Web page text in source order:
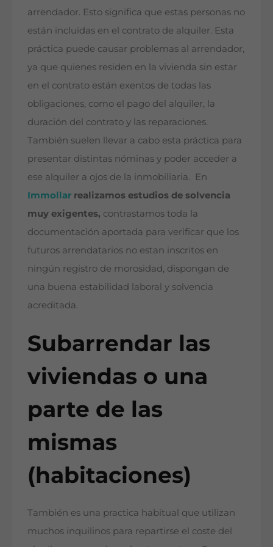
arrendador. Esto significa que estas personas no
están incluidas en el contrato de alquiler. Esta
práctica puede causar problemas al arrendador,
ya que quienes residen en la vivienda sin estar
en el contrato están exentos de todas las
obligaciones, como el pago del alquiler, la
duración del contrato y las reparaciones.
También suelen llevar a cabo esta práctica para
presentar distintas nóminas y poder acceder a
ese alquiler a ojos de la inmobiliaria. En
Immollar realizamos estudios de solvencia
muy exigentes, contrastamos toda la
documentación aportada para verificar que los
futuros arrendatarios no estan inscritos en
ningún registro de morosidad, dispongan de
una buena estabilidad laboral y solvencia
acreditada.
Subarrendar las
viviendas o una
parte de las
mismas
(habitaciones)
También es una practica habitual que utilizan
muchos inquilinos para repartirse el coste del